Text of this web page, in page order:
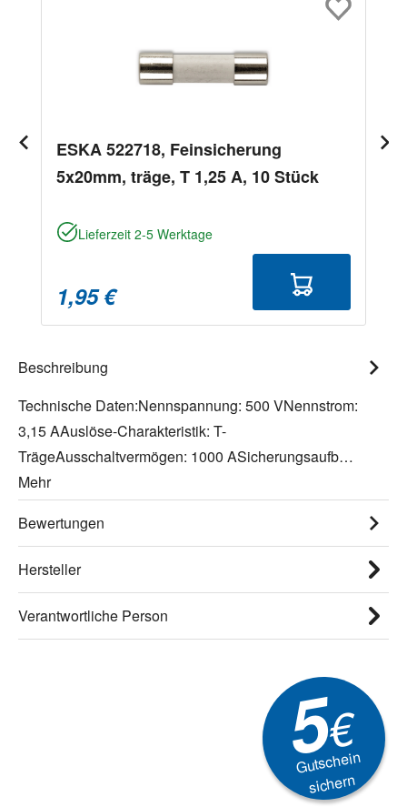
ESKA 522718, Feinsicherung
5x20mm, träge, T 1,25 A, 10 Stück
Lieferzeit 2-5 Werktage
1,95 €
Beschreibung
Technische Daten:Nennspannung: 500 VNennstrom:
3,15 AAuslöse-Charakteristik: T-
TrägeAusschaltvermögen: 1000 ASicherungsaufb…
Mehr
Bewertungen
Hersteller
Verantwortliche Person
5€
Gutschein
sichern